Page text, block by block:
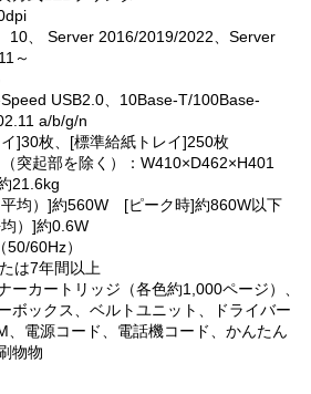
10、 Server 2016/2019/2022、Server
～
USB2.0、10Base-T/100Base-
a/b/g/n
]30枚、[標準給紙トレイ]250枚
突起部を除く）：W410×D462×H401
21.6kg
均）]約560W [ピーク時]約860W以下
）]約0.6W
60Hz）
は7年間以上
ーカートリッジ（各色約1,000ページ）、
ボックス、ベルトユニット、ドライバー
、電源コード、電話機コード、かんたん
物物